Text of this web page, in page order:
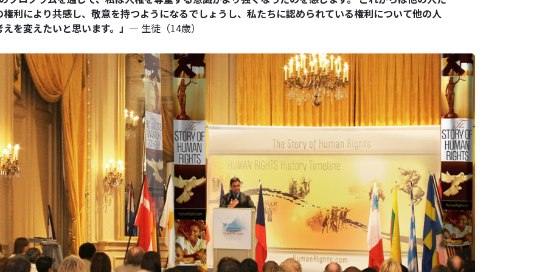
権利により共感し、敬意を持つようになるでしょうし、私たちに認められている権利について他の人
えを変えたいと思います。」 ― 生徒（14歳）